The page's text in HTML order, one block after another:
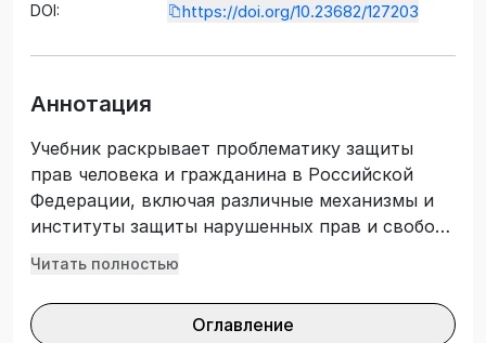
DOI:
https://doi.org/10.23682/127203
Аннотация
Учебник раскрывает проблематику защиты
прав человека и гражданина в Российской
Федерации, включая различные механизмы и
институты защиты нарушенных прав и свобод
граждан. Подготовлен в соответствии с
образовательного стандарта высшего
образования. Предназначен для студентов,
Читать полностью
Оглавление